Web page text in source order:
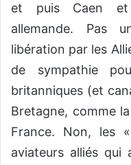
et puis Caen et
allemande. Pas
libération par les
de sympathie
britanniques (et
Bretagne, comme
France. Non, les
aviateurs alliés qui